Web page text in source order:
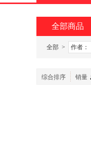
全部商品
全部 > 作者：
综合排序 销量
页